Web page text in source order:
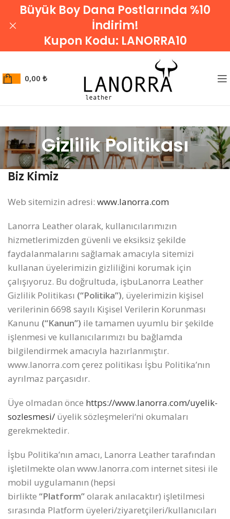
0,00 ₺
Gizlilik Politikası
Biz Kimiz
Web sitemizin adresi: www.lanorra.com
Lanorra Leather olarak, kullanıcılarımızın
hizmetlerimizden güvenli ve eksiksiz şekilde
faydalanmalarını sağlamak amacıyla sitemizi
kullanan üyelerimizin gizliliğini korumak için
çalışıyoruz. Bu doğrultuda, işbuLanorra Leather
Gizlilik Politikası (“Politika”), üyelerimizin kişisel
verilerinin 6698 sayılı Kişisel Verilerin Korunması
Kanunu (“Kanun”) ile tamamen uyumlu bir şekilde
işlenmesi ve kullanıcılarımızı bu bağlamda
bilgilendirmek amacıyla hazırlanmıştır.
www.lanorra.com çerez politikası İşbu Politika’nın
ayrılmaz parçasıdır.
Üye olmadan önce https://www.lanorra.com/uyelik-
sozlesmesi/ üyelik sözleşmeleri‘ni okumaları
gerekmektedir.
İşbu Politika’nın amacı, Lanorra Leather tarafından
işletilmekte olan www.lanorra.com internet sitesi ile
mobil uygulamanın (hepsi
birlikte “Platform”olarak anılacaktır) işletilmesi
sırasında Platform üyeleri/ziyaretçileri/kullanıcıları
Büyük Boy Dana Postlarında %10
İndirim!
Kupon Kodu: LANORRA10